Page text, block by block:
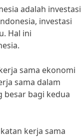
adalah investasi
investasi
Hal ini
sama ekonomi
sama dalam
besar bagi kedua
kerja sama